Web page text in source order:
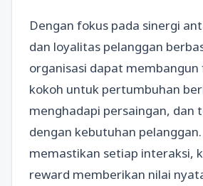
Dengan fokus pada sinergi
dan loyalitas pelanggan
organisasi dapat membangun
kokoh untuk pertumbuhan
menghadapi persaingan, dan
dengan kebutuhan
memastikan setiap interaksi,
reward memberikan nilai